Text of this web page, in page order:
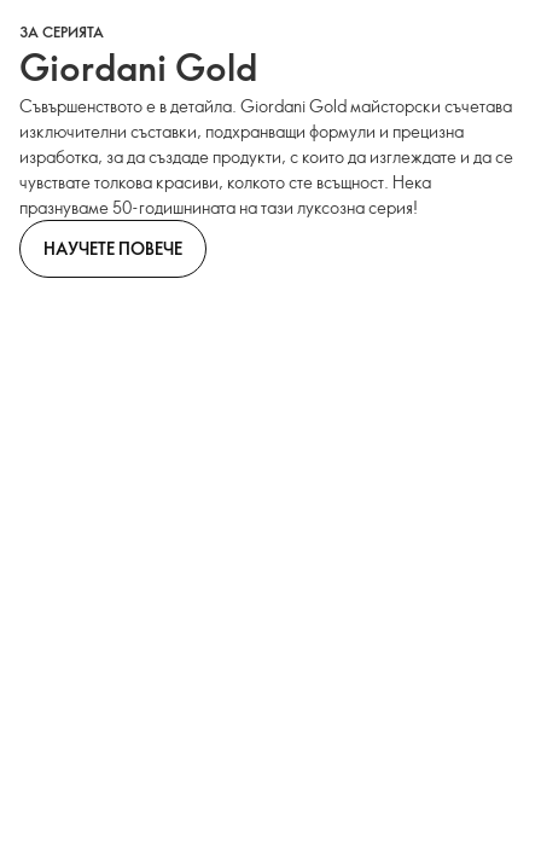
ЗА СЕРИЯТА
Giordani Gold
Съвършенството е в детайла. Giordani Gold майсторски съчетава
изключителни съставки, подхранващи формули и прецизна
изработка, за да създаде продукти, с които да изглеждате и да се
чувствате толкова красиви, колкото сте всъщност. Нека
празнуваме 50-годишнината на тази луксозна серия!
НАУЧЕТЕ ПОВЕЧЕ